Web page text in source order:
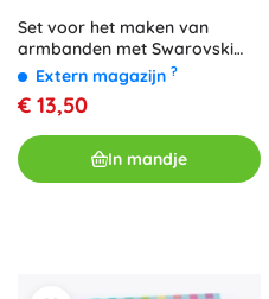
Set voor het maken van
armbanden met Swarovski
kristallen
Extern magazijn ?
€ 13,50
In mandje